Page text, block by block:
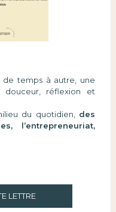
de temps à autre, une
réflexion et
du quotidien, des
l’entrepreneuriat,
LETTRE